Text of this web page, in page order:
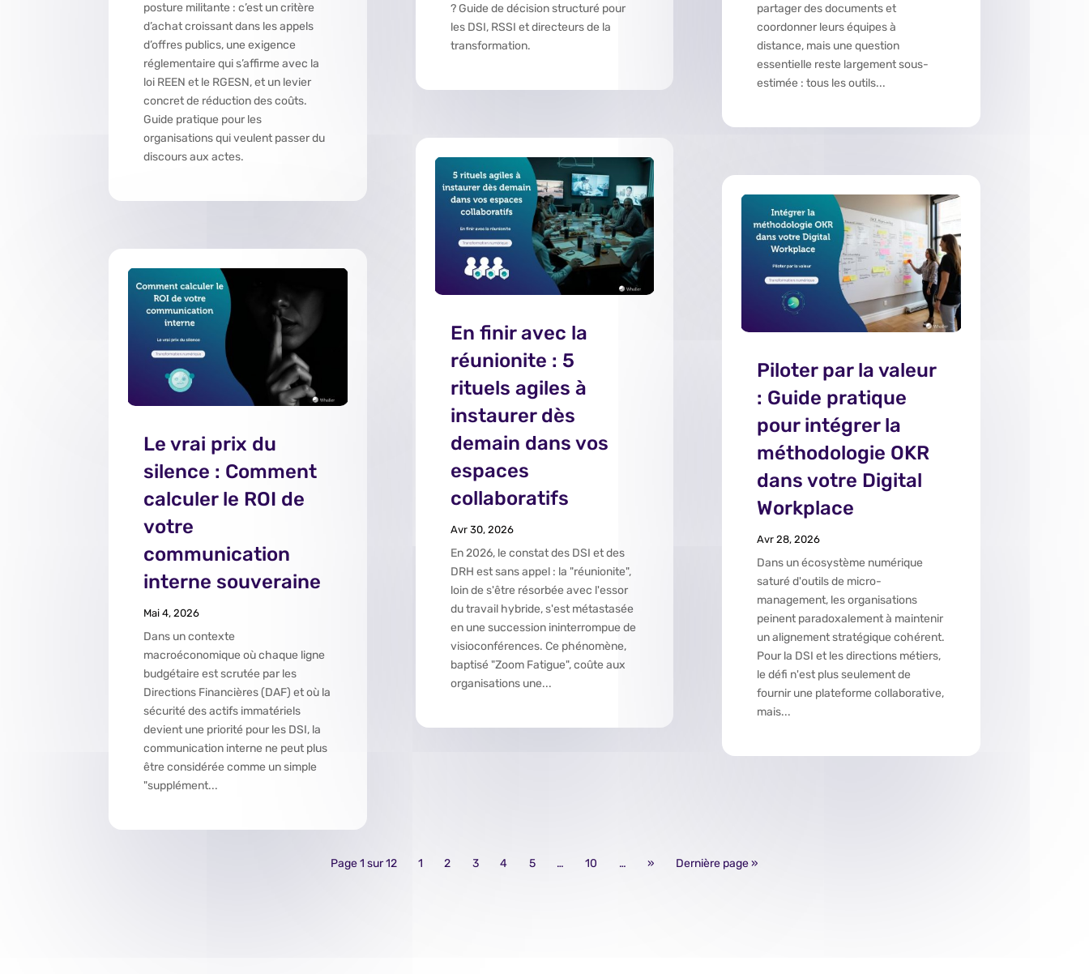
posture militante : c’est un critère
d’achat croissant dans les appels
d’offres publics, une exigence
réglementaire qui s’affirme avec la
loi REEN et le RGESN, et un levier
concret de réduction des coûts.
Guide pratique pour les
organisations qui veulent passer du
discours aux actes.
Le vrai prix du
silence : Comment
calculer le ROI de
votre
communication
interne souveraine
Mai 4, 2026
Dans un contexte
macroéconomique où chaque ligne
budgétaire est scrutée par les
Directions Financières (DAF) et où la
sécurité des actifs immatériels
devient une priorité pour les DSI, la
communication interne ne peut plus
être considérée comme un simple
"supplément...
? Guide de décision structuré pour
les DSI, RSSI et directeurs de la
transformation.
En finir avec la
réunionite : 5
rituels agiles à
instaurer dès
demain dans vos
espaces
collaboratifs
Avr 30, 2026
En 2026, le constat des DSI et des
DRH est sans appel : la "réunionite",
loin de s'être résorbée avec l'essor
du travail hybride, s'est métastasée
en une succession ininterrompue de
visioconférences. Ce phénomène,
baptisé "Zoom Fatigue", coûte aux
organisations une...
partager des documents et
coordonner leurs équipes à
distance, mais une question
essentielle reste largement sous-
estimée : tous les outils...
Piloter par la valeur
: Guide pratique
pour intégrer la
méthodologie OKR
dans votre Digital
Workplace
Avr 28, 2026
Dans un écosystème numérique
saturé d'outils de micro-
management, les organisations
peinent paradoxalement à maintenir
un alignement stratégique cohérent.
Pour la DSI et les directions métiers,
le défi n'est plus seulement de
fournir une plateforme collaborative,
mais...
Page 1 sur 12 1 2 3 4 5 … 10 … » Dernière page »